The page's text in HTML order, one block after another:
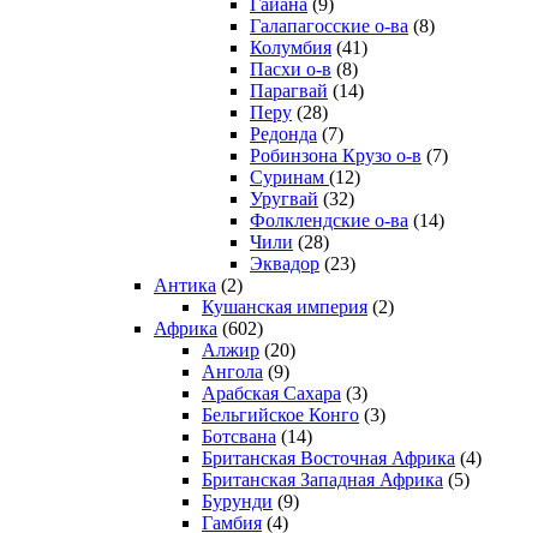
Галапагосские о-ва (8)
Колумбия (41)
Пасхи о-в (8)
Парагвай (14)
Перу (28)
Редонда (7)
Робинзона Крузо о-в (7)
Суринам (12)
Уругвай (32)
Фолклендские о-ва (14)
Чили (28)
Эквадор (23)
Антика (2)
Кушанская империя (2)
Африка (602)
Алжир (20)
Ангола (9)
Арабская Сахара (3)
Бельгийское Конго (3)
Ботсвана (14)
Британская Восточная Африка (4)
Британская Западная Африка (5)
Бурунди (9)
Гамбия (4)